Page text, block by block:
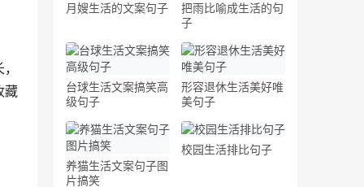
藏
月嫂生活的文案句子
把雨比喻成生活的句
子
台球生活文案搞笑高
级句子
形容退休生活美好唯
美句子
养猫生活文案句子图
片搞笑
校园生活排比句子